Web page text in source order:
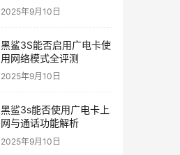
2025年9月10日
黑鲨3S能否启用广电卡使
用网络模式全评测
2025年9月10日
黑鲨3s能否使用广电卡上
网与通话功能解析
2025年9月10日